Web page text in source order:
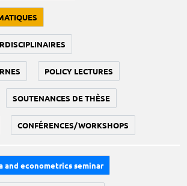
POLICY LECTURES
SOUTENANCES DE THÈSE
CONFÉRENCES/WORKSHOPS
and econometrics seminar